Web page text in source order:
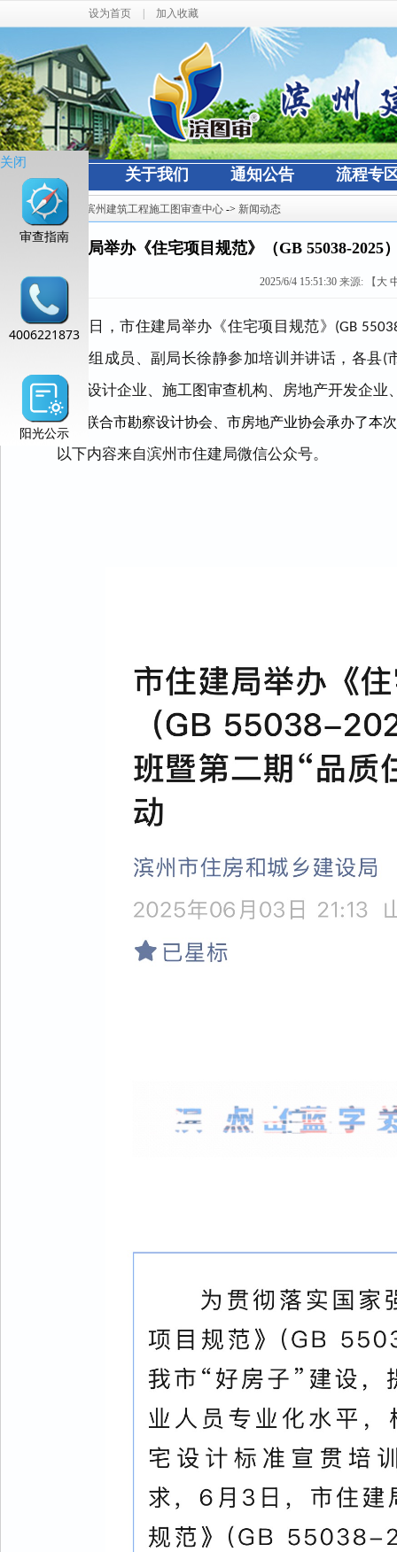
设为首页 加入收藏
网站首页 关于我们 通知公告 流程专
当前位置： 滨州建筑工程施工图审查中心 ->新闻动态
市住建局举办《住宅项目规范》（GB 55038-
2025/6/4 15:51:30 来源: 【 大
6月3日，市住建局举办《住宅项目规范》(GB
动。局党组成员、副局长徐静参加培训并讲话，各县
位、勘察设计企业、施工图审查机构、房地产开发企业
中心联合市勘察设计协会、市房地产业协会承办了本
以下内容来自滨州市住建局微信公众号。
关闭
审查指南
4006221873
阳光公示